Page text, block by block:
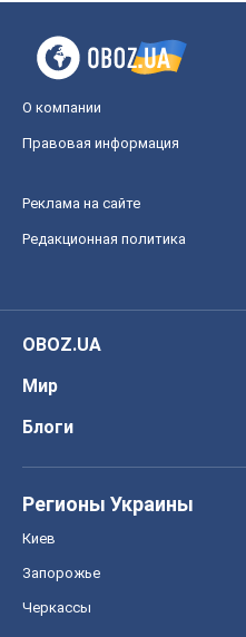
О компании
Правовая информация
Реклама на сайте
Редакционная политика
OBOZ.UA
Мир
Блоги
Регионы Украины
Киев
Запорожье
Черкассы